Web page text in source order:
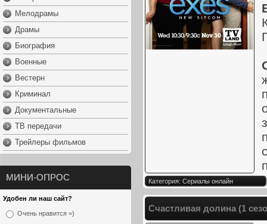
Мелодрамы
Драмы
Биография
Военные
Вестерн
Криминал
Документальные
ТВ передачи
Трейлеры фильмов
МИНИ-ОПРОС
Удобен ли наш сайт?
Очень нравится =)
Категория: Сериалы онлайн
Счастливая долина (1